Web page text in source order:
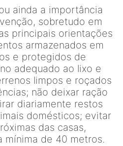
ainda a importância
sobretudo em
principais orientações
armazenados em
e protegidos de
adequado ao lixo e
limpos e roçados
não deixar ração
diariamente restos
domésticos; evitar
das casas,
mínima de 40 metros.